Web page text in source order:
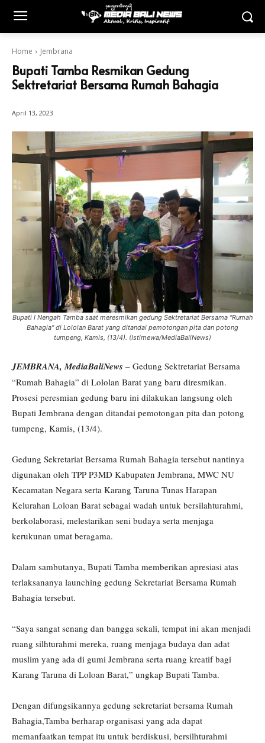
Home Jembrana
Bupati Tamba Resmikan Gedung
Sektretariat Bersama Rumah Bahagia
April 13, 2023
Bupati I Nengah Tamba saat meresmikan gedung Sektretariat Bersama "Rumah
Bahagia" di Lololan Barat yang ditandai pemotongan pita dan potong
tumpeng, Kamis, (13/4). (Istimewa/MediaBaliNews)
JEMBRANA, MediaBaliNews – Gedung Sektretariat Bersama
“Rumah Bahagia” di Lololan Barat yang baru diresmikan.
Prosesi peresmian gedung baru ini dilakukan langsung oleh
Bupati Jembrana dengan ditandai pemotongan pita dan potong
tumpeng, Kamis, (13/4).
Gedung Sekretariat Bersama Rumah Bahagia tersebut nantinya
digunakan oleh TPP P3MD Kabupaten Jembrana, MWC NU
Kecamatan Negara serta Karang Taruna Tunas Harapan
Kelurahan Loloan Barat sebagai wadah untuk bersilahturahmi,
berkolaborasi, melestarikan seni budaya serta menjaga
kerukunan umat beragama.
Dalam sambutanya, Bupati Tamba memberikan apresiasi atas
terlaksananya launching gedung Sekretariat Bersama Rumah
Bahagia tersebut.
“Saya sangat senang dan bangga sekali, tempat ini akan menjadi
ruang silhturahmi mereka, ruang menjaga budaya dan adat
muslim yang ada di gumi Jembrana serta ruang kreatif bagi
Karang Taruna di Loloan Barat,” ungkap Bupati Tamba.
Dengan difungsikannya gedung sekretariat bersama Rumah
Bahagia,Tamba berharap organisasi yang ada dapat
memanfaatkan tempat itu untuk berdiskusi, bersilhturahmi